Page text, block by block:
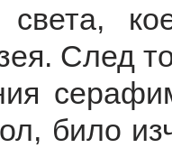
света,
След
било